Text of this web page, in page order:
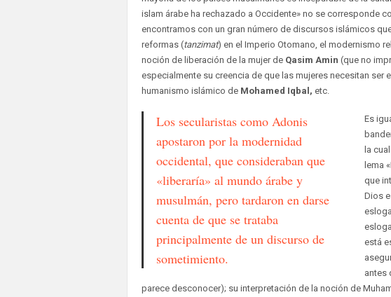
islam árabe ha rechazado a Occidente» no se corresponde
encontramos con un gran número de discursos islámicos
reformas (tanzimat) en el Imperio Otomano, el modernismo
noción de liberación de la mujer de Qasim Amin (que no
especialmente su creencia de que las mujeres necesitan ser
humanismo islámico de Mohamed Iqbal, etc.
Los secularistas como Adonis
apostaron por la modernidad
occidental, que consideraban que
«liberaría» al mundo árabe y
musulmán, pero tardaron en darse
cuenta de que se trataba
principalmente de un discurso de
sometimiento.
Es
la
lema
que
Dios
está
antes
parece desconocer); su interpretación de la noción de